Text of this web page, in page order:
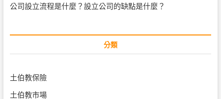
公司設立流程是什麼？設立公司的缺點是什麼？
分類
土伯教保險
土伯教市場